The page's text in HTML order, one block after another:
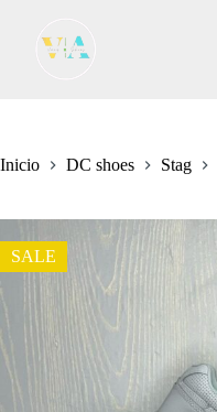
l
n
t
e
n
Inicio DC shoes Stag
SALE